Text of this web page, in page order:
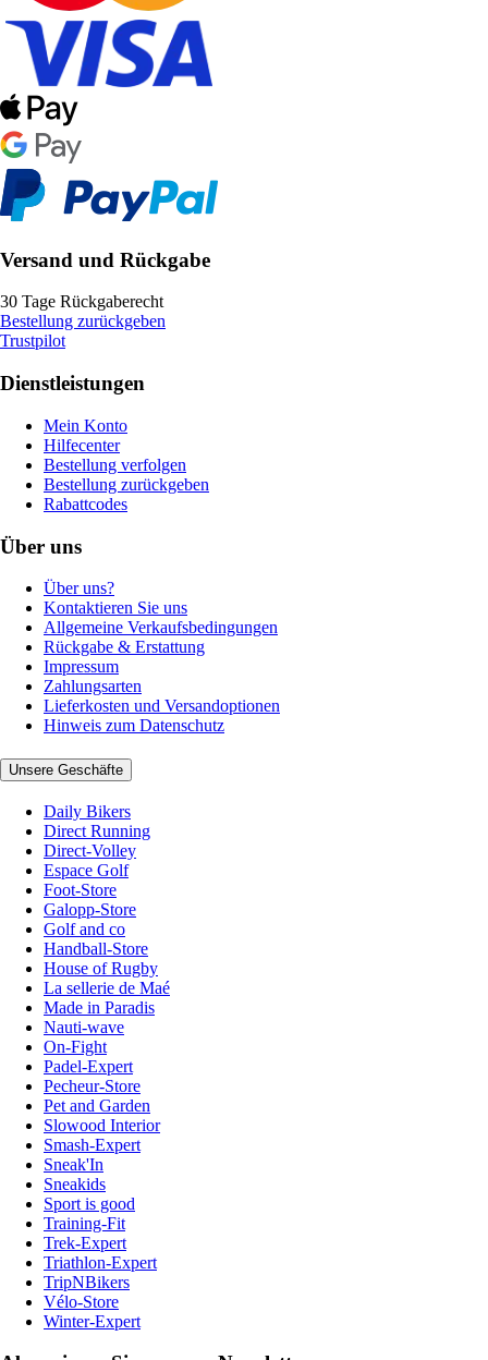
Versand und Rückgabe
30 Tage Rückgaberecht
Bestellung zurückgeben
Trustpilot
Dienstleistungen
Mein Konto
Hilfecenter
Bestellung verfolgen
Bestellung zurückgeben
Rabattcodes
Über uns
Über uns?
Kontaktieren Sie uns
Allgemeine Verkaufsbedingungen
Rückgabe & Erstattung
Impressum
Zahlungsarten
Lieferkosten und Versandoptionen
Hinweis zum Datenschutz
Unsere Geschäfte
Daily Bikers
Direct Running
Direct-Volley
Espace Golf
Foot-Store
Galopp-Store
Golf and co
Handball-Store
House of Rugby
La sellerie de Maé
Made in Paradis
Nauti-wave
On-Fight
Padel-Expert
Pecheur-Store
Pet and Garden
Slowood Interior
Smash-Expert
Sneak'In
Sneakids
Sport is good
Training-Fit
Trek-Expert
Triathlon-Expert
TripNBikers
Vélo-Store
Winter-Expert